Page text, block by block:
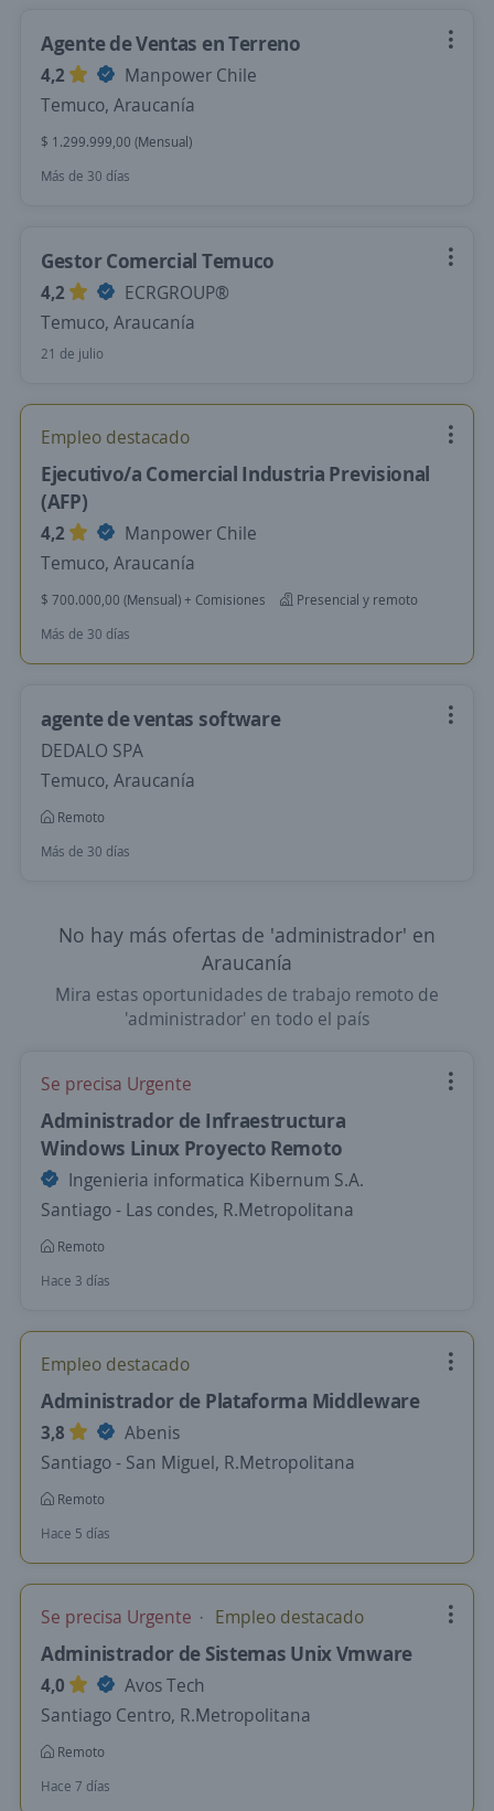
Agente de Ventas en Terreno
4,2
Manpower Chile
Temuco, Araucanía
$ 1.299.999,00 (Mensual)
Más de 30 días
Gestor Comercial Temuco
4,2
ECRGROUP®️
Temuco, Araucanía
21 de julio
Empleo destacado
Ejecutivo/a Comercial Industria Previsional
(AFP)
4,2
Manpower Chile
Temuco, Araucanía
$ 700.000,00 (Mensual) + Comisiones
Presencial y remoto
Más de 30 días
agente de ventas software
DEDALO SPA
Temuco, Araucanía
Remoto
Más de 30 días
No hay más ofertas de 'administrador' en
Araucanía
Mira estas oportunidades de trabajo remoto de
'administrador' en todo el país
Se precisa Urgente
Administrador de Infraestructura
Windows Linux Proyecto Remoto
Ingenieria informatica Kibernum S.A.
Santiago - Las condes, R.Metropolitana
Remoto
Hace 3 días
Empleo destacado
Administrador de Plataforma Middleware
3,8
Abenis
Santiago - San Miguel, R.Metropolitana
Remoto
Hace 5 días
Se precisa Urgente Empleo destacado
Administrador de Sistemas Unix Vmware
4,0
Avos Tech
Santiago Centro, R.Metropolitana
Remoto
Hace 7 días